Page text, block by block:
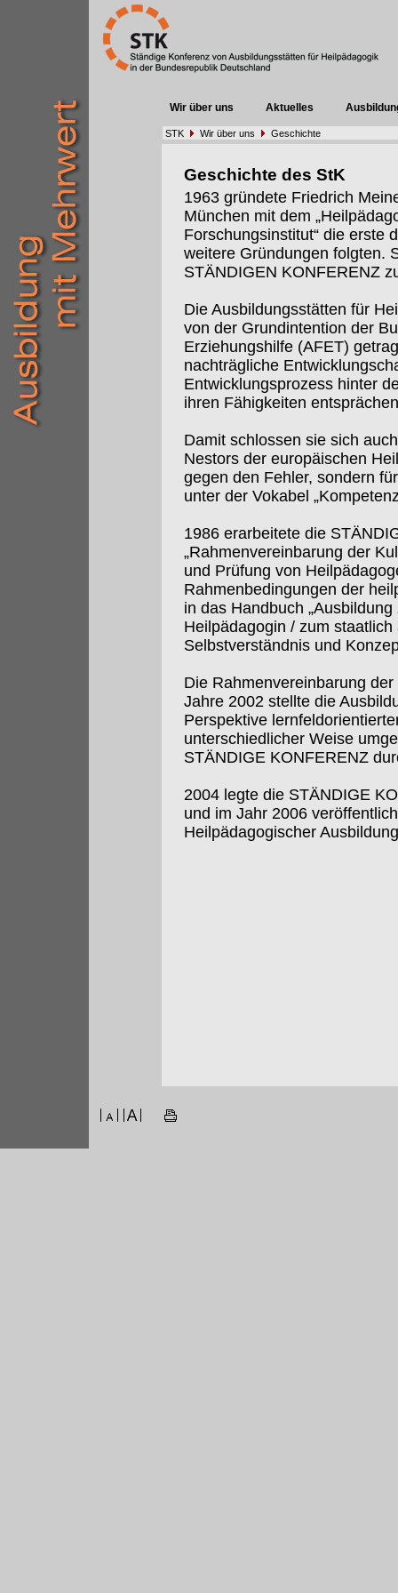
Wir über uns Aktuelles
STK Wir über uns Geschichte
Geschichte des StK
1963 gründete Friedrich
München mit dem
Forschungsinstitut“ die erste
weitere Gründungen folgten.
STÄNDIGEN KONFERENZ
Die Ausbildungsstätten für
von der Grundintention der
Erziehungshilfe (AFET)
nachträgliche
Entwicklungsprozess hinter
ihren Fähigkeiten
Damit schlossen sie sich
Nestors der europäischen
gegen den Fehler, sondern
unter der Vokabel
1986 erarbeitete die
„Rahmenvereinbarung der
und Prüfung von
Rahmenbedingungen der
in das Handbuch
Heilpädagogin / zum
Selbstverständnis und
Die Rahmenvereinbarung
Jahre 2002 stellte die
Perspektive
unterschiedlicher Weise
STÄNDIGE KONFERENZ
2004 legte die STÄNDIGE
und im Jahr 2006
Heilpädagogischer